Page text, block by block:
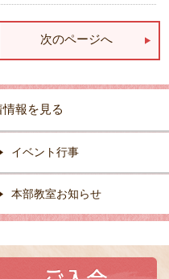
次のページへ
報を見る
イベント行事
本部教室お知らせ